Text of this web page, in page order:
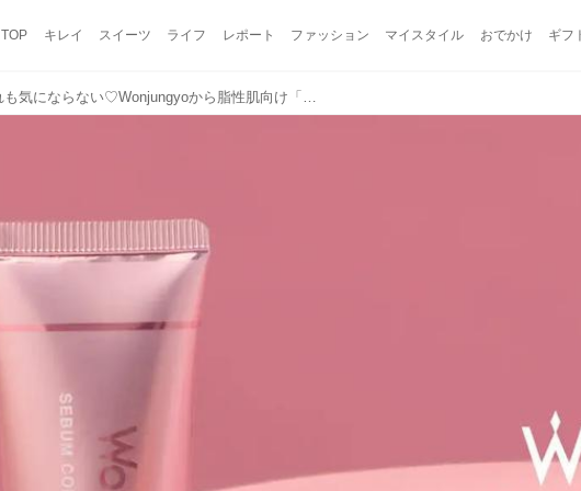
TOP キレイ スイーツ ライフ レポート ファッション マイスタイル おでかけ ギフ
テカリも崩れも気にならない♡Wonjungyoから脂性肌向け「シーバムコントロール ラスティングプライマー」新登場